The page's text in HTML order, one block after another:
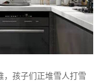
，孩子们正堆雪人打雪